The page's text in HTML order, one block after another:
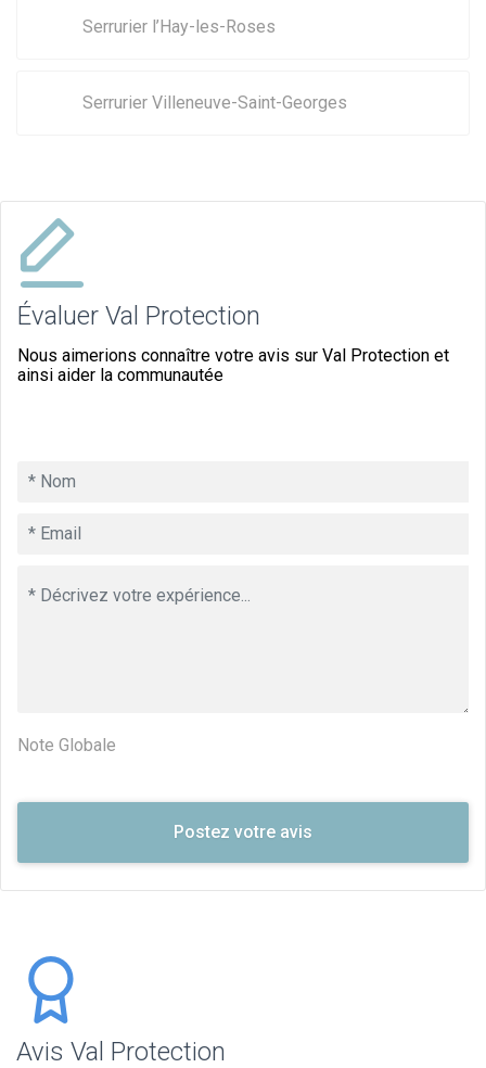
Serrurier l’Hay-les-Roses
Serrurier Villeneuve-Saint-Georges
Évaluer Val Protection
Nous aimerions connaître votre avis sur Val Protection et
ainsi aider la communautée
Note Globale
Avis Val Protection